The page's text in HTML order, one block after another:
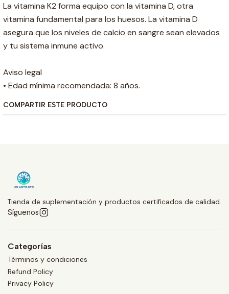
La vitamina K2 forma equipo con la vitamina D, otra
vitamina fundamental para los huesos. La vitamina D
asegura que los niveles de calcio en sangre sean elevados
y tu sistema inmune activo.
Aviso legal
• Edad mínima recomendada: 8 años.
COMPARTIR ESTE PRODUCTO
Tienda de suplementación y productos certificados de calidad.
Síguenos
Categorías
Términos y condiciones
Refund Policy
Privacy Policy